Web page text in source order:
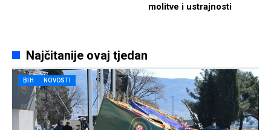
molitve i ustrajnosti
Najčitanije ovaj tjedan
BIH NOVOSTI